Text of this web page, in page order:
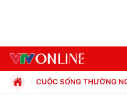
CUỘC SỐNG THƯỜNG